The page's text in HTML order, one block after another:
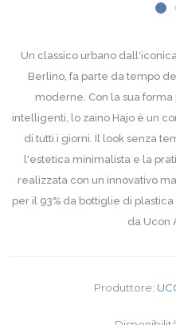
Un classico urbano
Berlino, fa parte da tempo
moderne. Con la sua
intelligenti, lo zaino Hajo è un
di tutti i giorni. Il look senza
l'estetica minimalista e la
realizzata con un innovativo
per il 93% da bottiglie di
da Ucon
Produttore: